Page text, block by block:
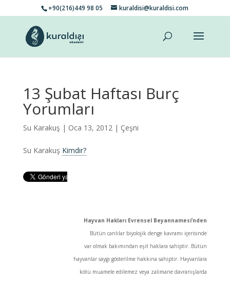
+90(216)449 98 05 kuraldisi@kuraldisi.com
13 Şubat Haftası Burç
Yorumları
Su Karakuş | Oca 13, 2012 | Çeşni
Su Karakuş Kimdir?
Hayvan Hakları Evrensel Beyannamesi’nden
Bütün canlılar biyolojik denge kavramı içerisinde
var olmak bakımından eşit haklara sahiptir. Bütün
hayvanlar saygı gösterilme hakkına sahiptir. Hayvanlara
kötü muamele edilemez veya zalimane davranışlarda